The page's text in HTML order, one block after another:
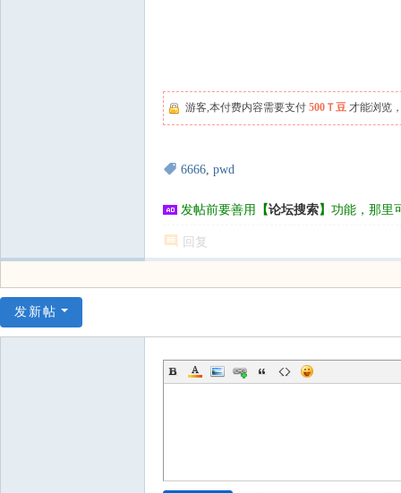
游客,本付费内容需要支付 500Ｔ豆 才能浏览
6666, pwd
发帖前要善用 【论坛搜索】 功能，那里
回复
发新帖